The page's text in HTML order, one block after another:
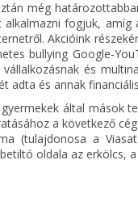
még
fogjuk,
Akcióink
bullying Google-
és
adta és annak
által mások
a következő
(tulajdonosa a
oldala az erkölcs,